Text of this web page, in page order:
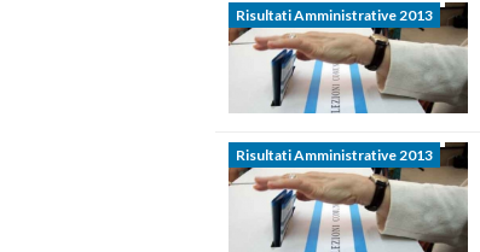
Risultati Amministrative 2013
Risultati Amministrative 2013